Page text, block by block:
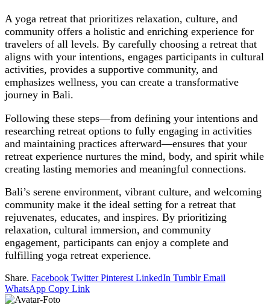
A yoga retreat that prioritizes relaxation, culture, and
community offers a holistic and enriching experience for
travelers of all levels. By carefully choosing a retreat that
aligns with your intentions, engages participants in cultural
activities, provides a supportive community, and
emphasizes wellness, you can create a transformative
journey in Bali.
Following these steps—from defining your intentions and
researching retreat options to fully engaging in activities
and maintaining practices afterward—ensures that your
retreat experience nurtures the mind, body, and spirit while
creating lasting memories and meaningful connections.
Bali’s serene environment, vibrant culture, and welcoming
community make it the ideal setting for a retreat that
rejuvenates, educates, and inspires. By prioritizing
relaxation, cultural immersion, and community
engagement, participants can enjoy a complete and
fulfilling yoga retreat experience.
Share. Facebook Twitter Pinterest LinkedIn Tumblr Email
WhatsApp Copy Link